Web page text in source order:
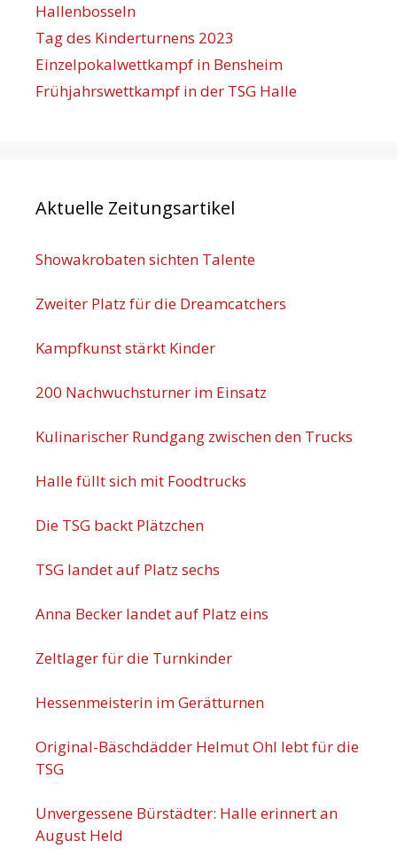
Hallenbosseln
Tag des Kinderturnens 2023
Einzelpokalwettkampf in Bensheim
Frühjahrswettkampf in der TSG Halle
Aktuelle Zeitungsartikel
Showakrobaten sichten Talente
Zweiter Platz für die Dreamcatchers
Kampfkunst stärkt Kinder
200 Nachwuchsturner im Einsatz
Kulinarischer Rundgang zwischen den Trucks
Halle füllt sich mit Foodtrucks
Die TSG backt Plätzchen
TSG landet auf Platz sechs
Anna Becker landet auf Platz eins
Zeltlager für die Turnkinder
Hessenmeisterin im Gerätturnen
Original-Bäschdädder Helmut Ohl lebt für die
TSG
Unvergessene Bürstädter: Halle erinnert an
August Held